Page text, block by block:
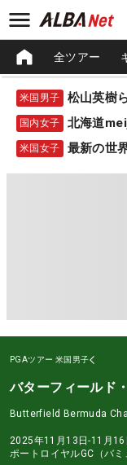
全ツアー
米国男子
国内女子 北海道
米国女子 最新の世
PGAツアー 米国男子
バターフィールド
Butterfield Bermuda
2025年11月13日-11月16
ポートロイヤルGC（バミ